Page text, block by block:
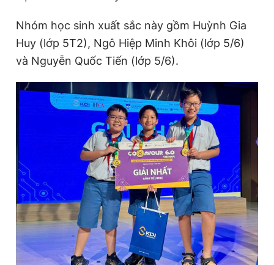
Theo dõi báo trên
Hotline
0906 645 777
Liên hệ quảng cáo
0908 780 404
Quảng cáo RSS Tòa soạn Chính sách bảo
Tổng biên tập: Nguyễn Ngọc Toàn
Phó tổng biên tập thường trực: Hải Thành
Phó tổng biên tập: Lâm Hiếu Dũng
Phó tổng biên tập: Trần Việt Hưng
Tổng thư ký tòa soạn: Đức Trung
Giấy phép xuất bản số 110/GP - BTTTT cấp ngày 24.3.2020
© 2003-2026 Bản quyền thuộc về Báo Thanh Niên. Cấm sao
chép dưới mọi hình thức nếu không có sự chấp thuận bằng văn
bản. Phát triển bởi ePi Technologies, JSC.
Nhóm học sinh xuất sắc này gồm Huỳnh Gia
Huy (lớp 5T2), Ngô Hiệp Minh Khôi (lớp 5/6)
và Nguyễn Quốc Tiến (lớp 5/6).